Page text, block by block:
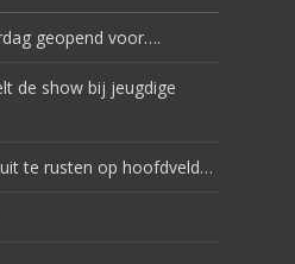
geopend voor….
de show bij jeugdige
te rusten op hoofdveld…